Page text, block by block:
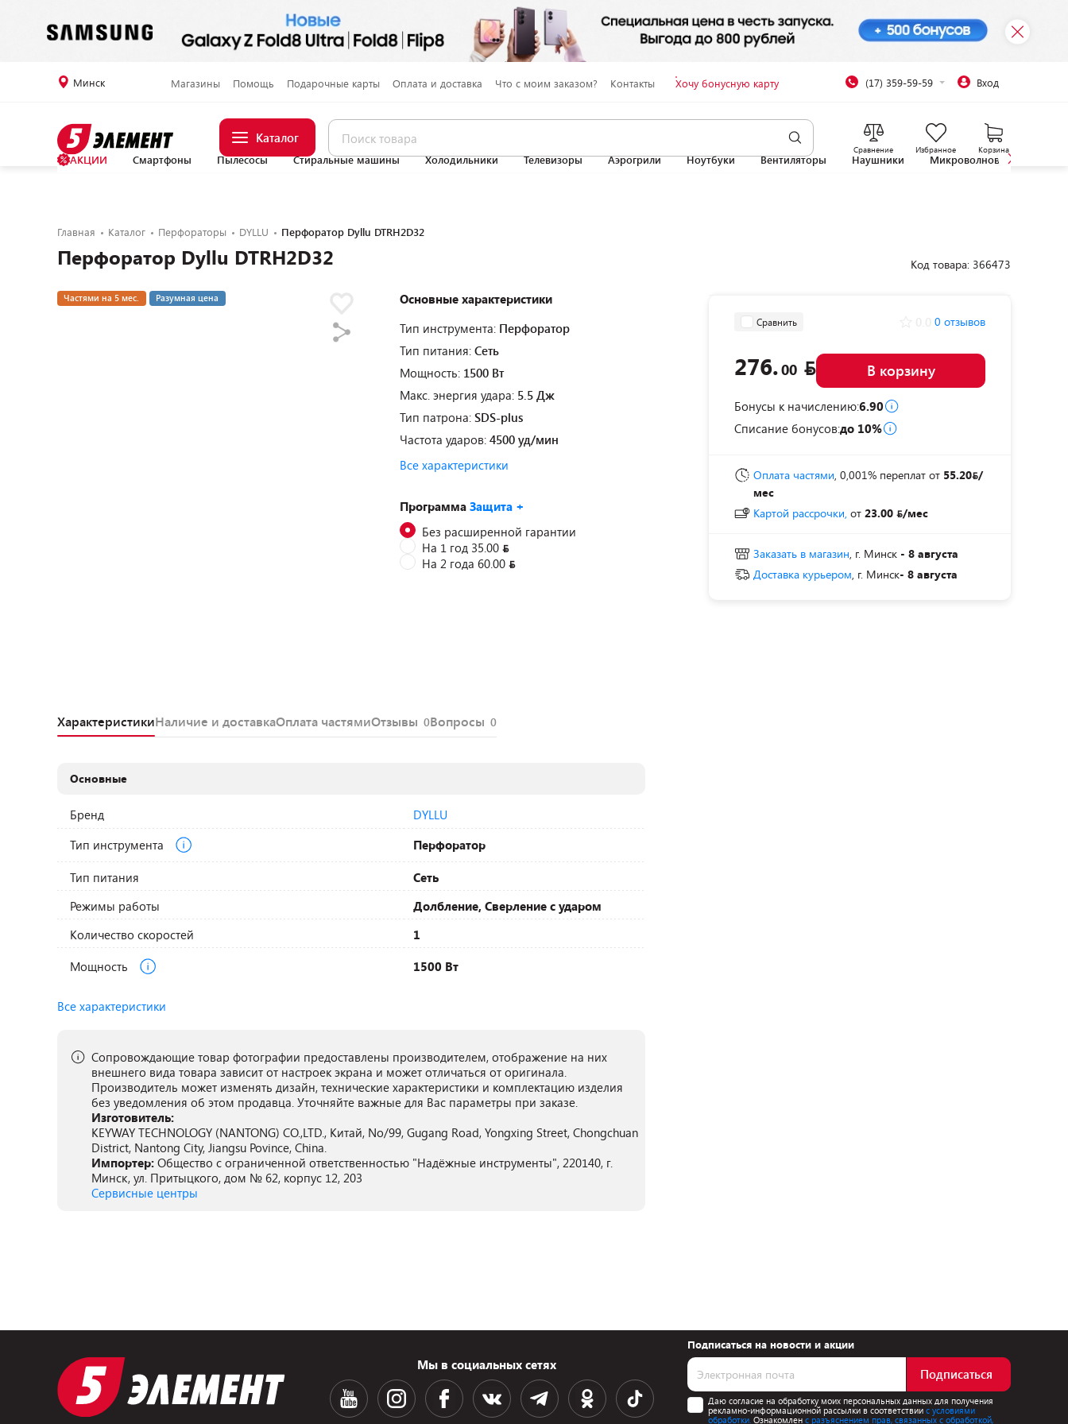
Минск Магазины Помощь Подарочные карты Оплата и доставка Что с моим заказом? Контакты Хочу бонусную карту (17) 359-59-59 Вход
Каталог
Сравнение Избранное Корзина
АКЦИИ Смартфоны Пылесосы Стиральные машины Холодильники Телевизоры Аэрогрили Ноутбуки Вентиляторы Наушники Микроволновые печи
Главная Каталог Перфораторы DYLLU Перфоратор Dyllu DTRH2D32
Перфоратор Dyllu DTRH2D32
Частями на 5 мес. Разумная цена
Основные характеристики
Тип инструмента: Перфоратор
Тип питания: Сеть
Мощность: 1500 Вт
Макс. энергия удара: 5.5 Дж
Тип патрона: SDS-plus
Частота ударов: 4500 уд/мин
Все характеристики
Программа Защита +
Без расширенной гарантии
На 1 год 35.00
На 2 года 60.00
Код товара: 366473
Сравнить 0 отзывов
276.00 В корзину
Бонусы к начислению:6.90
Списание бонусов:до 10%
Оплата частями, 0,001% переплат от 55.20 /
мес
Картой рассрочки, от 23.00 /мес
Заказать в магазин, г. Минск - 8 августа
Доставка курьером, г. Минск- 8 августа
ХарактеристикиНаличие и доставкаОплата частямиОтзывы 0Вопросы 0
Основные
Бренд
DYLLU
Тип инструмента
Перфоратор
Тип питания
Сеть
Режимы работы
Долбление, Сверление с ударом
Количество скоростей
1
Мощность
1500 Вт
Все характеристики
Сопровождающие товар фотографии предоставлены производителем, отображение на них
внешнего вида товара зависит от настроек экрана и может отличаться от оригинала.
Производитель может изменять дизайн, технические характеристики и комплектацию изделия
без уведомления об этом продавца. Уточняйте важные для Вас параметры при заказе.
Изготовитель:
KEYWAY TECHNOLOGY (NANTONG) CO.,LTD., Китай, No/99, Gugang Road, Yongxing Street, Chongchuan
District, Nantong City, Jiangsu Povince, China.
Импортер: Общество с ограниченной ответственностью "Надёжные инструменты", 220140, г.
Минск, ул. Притыцкого, дом № 62, корпус 12, 203
Сервисные центры
Мы в социальных сетях
Подписаться на новости и акции
Подписаться
Даю согласие на обработку моих персональных данных для получения
рекламно-информационной рассылки в соответствиис условиями
обработки. Ознакомлен с разъяснением прав, связанных с обработкой,